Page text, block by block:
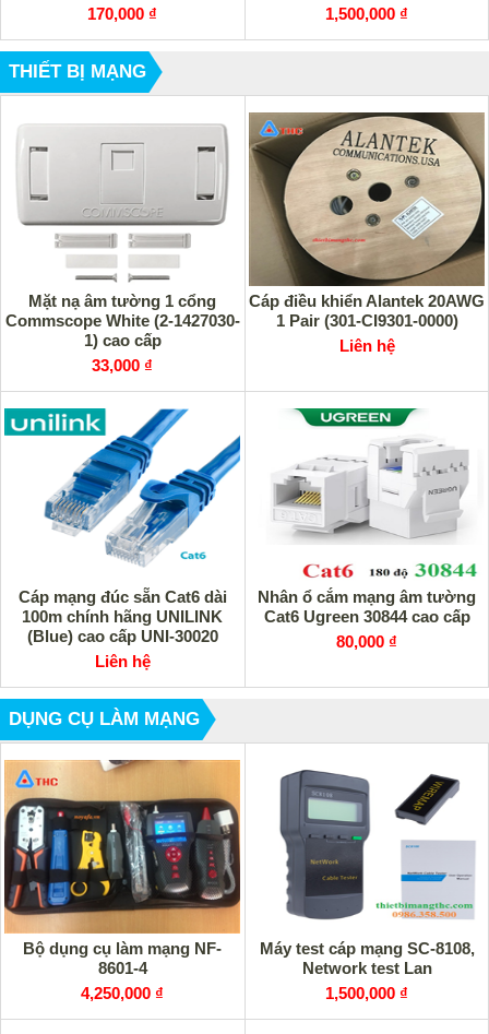
170,000 ₫
1,500,000 ₫
THIẾT BỊ MẠNG
Mặt nạ âm tường 1 cổng
Commscope White (2-1427030-
1) cao cấp
33,000 ₫
Cáp điều khiển Alantek 20AWG
1 Pair (301-CI9301-0000)
Liên hệ
Cáp mạng đúc sẵn Cat6 dài
100m chính hãng UNILINK
(Blue) cao cấp UNI-30020
Liên hệ
Nhân ổ cắm mạng âm tường
Cat6 Ugreen 30844 cao cấp
80,000 ₫
DỤNG CỤ LÀM MẠNG
Bộ dụng cụ làm mạng NF-
8601-4
4,250,000 ₫
Máy test cáp mạng SC-8108,
Network test Lan
1,500,000 ₫